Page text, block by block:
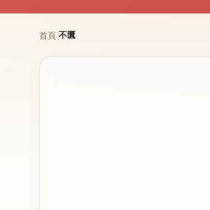
首頁/不匱